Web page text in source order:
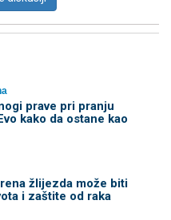
prave pri pranju
kako da ostane kao
žlijezda može biti
i zaštite od raka